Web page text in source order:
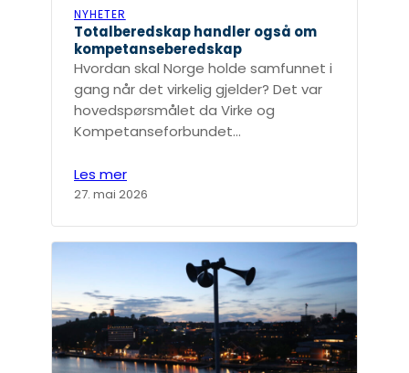
NYHETER
Totalberedskap handler også om
kompetanseberedskap
Hvordan skal Norge holde samfunnet i
gang når det virkelig gjelder? Det var
hovedspørsmålet da Virke og
Kompetanseforbundet…
Les mer
27. mai 2026